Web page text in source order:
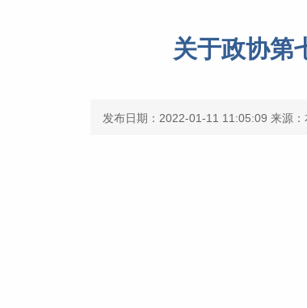
关于政协第
发布日期：2022-01-11 11:05:09 来源：